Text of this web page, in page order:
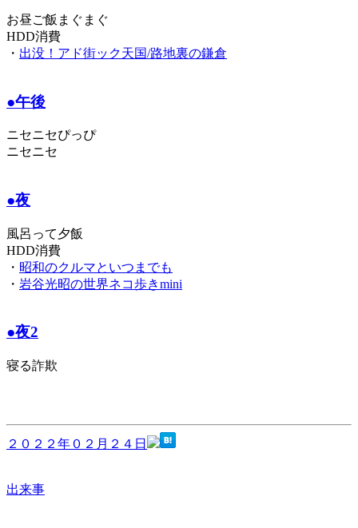
お昼ご飯まぐまぐ
HDD消費
・ 出没！アド街ック天国/路地裏の鎌倉
●午後
ニセニセぴっぴ
ニセニセ
●夜
風呂って夕飯
HDD消費
・ 昭和のクルマといつまでも
・ 岩谷光昭の世界ネコ歩きmini
●夜2
寝る詐欺
２０２２年０２月２４日
出来事